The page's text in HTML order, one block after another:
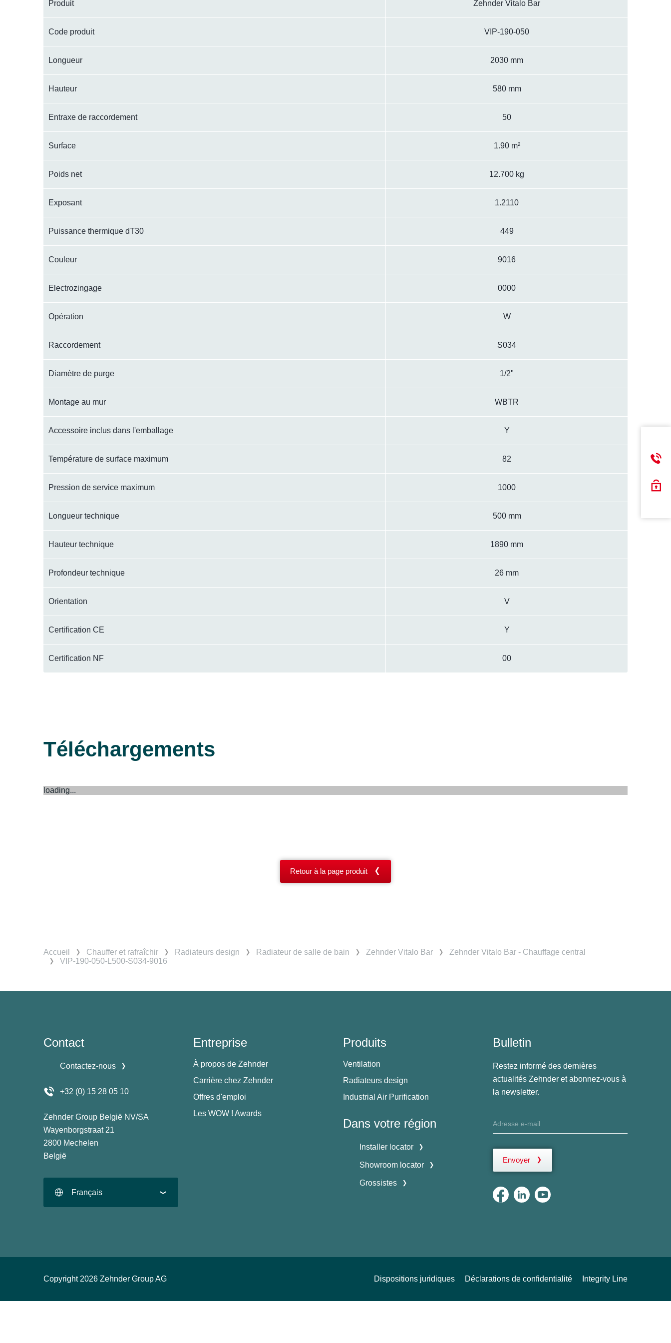
Produit Zehnder Vitalo Bar
Code produit VIP-190-050
Longueur 2030 mm
Hauteur 580 mm
Entraxe de raccordement 50
Surface 1.90 m²
Poids net 12.700 kg
Exposant 1.2110
Puissance thermique dT30 449
Couleur 9016
Electrozingage 0000
Opération W
Raccordement S034
Diamètre de purge 1/2"
Montage au mur WBTR
Accessoire inclus dans l'emballage Y
Température de surface maximum 82
Pression de service maximum 1000
Longueur technique 500 mm
Hauteur technique 1890 mm
Profondeur technique 26 mm
Orientation V
Certification CE Y
Certification NF 00
Téléchargements
loading...
Retour à la page produit
Accueil Chauffer et rafraîchir Radiateurs design Radiateur de salle de bain Zehnder Vitalo Bar
Zehnder Vitalo Bar - Chauffage central
VIP-190-050-L500-S034-9016
Contact
Contactez-nous
+32 (0) 15 28 05 10
Zehnder Group België NV/SA
Wayenborgstraat 21
2800 Mechelen
België
Français
Entreprise
À propos de Zehnder
Carrière chez Zehnder
Offres d'emploi
Les WOW ! Awards
Produits
Ventilation
Radiateurs design
Industrial Air Purification
Dans votre région
Installer locator
Showroom locator
Grossistes
Bulletin
Restez informé des dernières
actualités Zehnder et abonnez-vous à
la newsletter.
Envoyer
Copyright 2026 Zehnder Group AG Dispositions juridiques Déclarations de confidentialité Integrity Line